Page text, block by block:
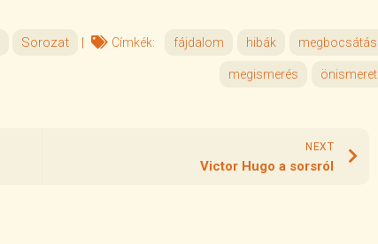
Sorozat | Címkék: fájdalom hibák megbocsátás
megismerés önismeret
NEXT
Victor Hugo a sorsról